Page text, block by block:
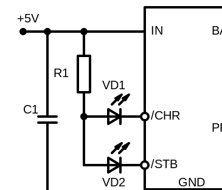
+5V
IN
GND
C1 /CHR
R1
VD1
VD2
/STB